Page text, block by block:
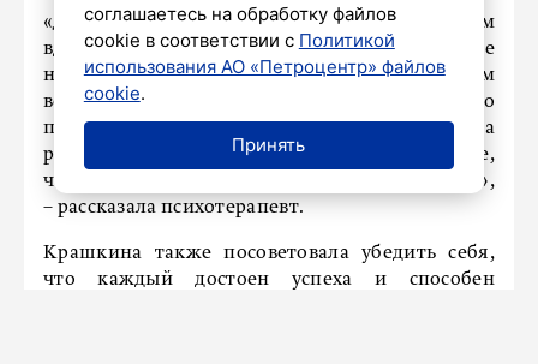
«Даже понедельник может стать временем
вдохновения и прогресса. Установите
намерение быть открытым к новым
возможностям и взаимодействиям. Это
поможет создать позитивную атмосферу на
работе и дома. Выбирайте позитив: помните,
что ваше настроение зависит от ваших мыслей»,
– рассказала психотерапевт.
Крашкина также посоветовала убедить себя,
что каждый достоен успеха и способен
соглашаетесь на обработку файлов
cookie в соответствии с Политикой
использования АО «Петроцентр» файлов
cookie.
Принять